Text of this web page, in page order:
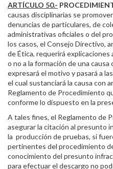
ARTÍCULO 50.-
causas disciplinarias se
denuncias de particulares, de
administrativas oficiales o del
los casos, el Consejo Directivo,
de Ética, requerirá explicaciones
o no a la formación de una
expresará el motivo y pasará a
el cual sustanciará la causa con
Reglamento de Procedimiento
conforme lo dispuesto en la
A tales fines, el Reglamento de
asegurar la citación al presunto
la producción de pruebas, si
pertinentes del procedimiento
conocimiento del presunto
para efectuar el descargo no